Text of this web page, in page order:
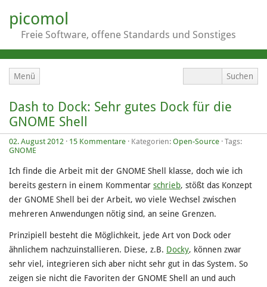
picomol
Freie Software, offene Standards und Sonstiges
Menü
Dash to Dock: Sehr gutes Dock für die
GNOME Shell
02. August 2012 · 15 Kommentare · Kategorien: Open-Source · Tags:
GNOME
Ich finde die Arbeit mit der GNOME Shell klasse, doch wie ich
bereits gestern in einem Kommentar schrieb, stößt das Konzept
der GNOME Shell bei der Arbeit, wo viele Wechsel zwischen
mehreren Anwendungen nötig sind, an seine Grenzen.
Prinzipiell besteht die Möglichkeit, jede Art von Dock oder
ähnlichem nachzuinstallieren. Diese, z.B. Docky, können zwar
sehr viel, integrieren sich aber nicht sehr gut in das System. So
zeigen sie nicht die Favoriten der GNOME Shell an und auch